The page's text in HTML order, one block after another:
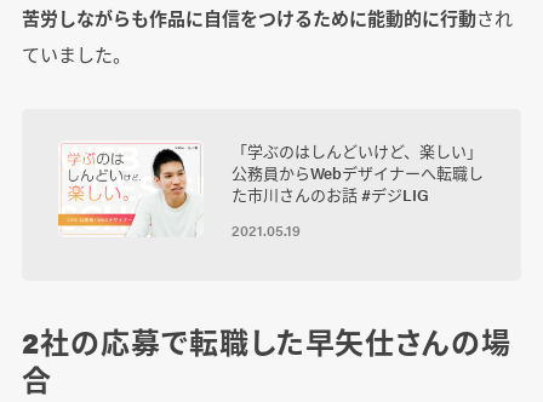
苦労しながらも作品に自信をつけるために能動的に行動され
ていました。
「学ぶのはしんどいけど、楽しい」
公務員からWebデザイナーへ転職し
た市川さんのお話 #デジLIG
2021.05.19
2社の応募で転職した早矢仕さんの場
合